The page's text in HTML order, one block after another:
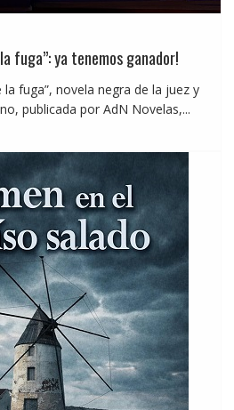
fuga”: ya tenemos ganador!
fuga”, novela negra de la juez y
publicada por AdN Novelas,...